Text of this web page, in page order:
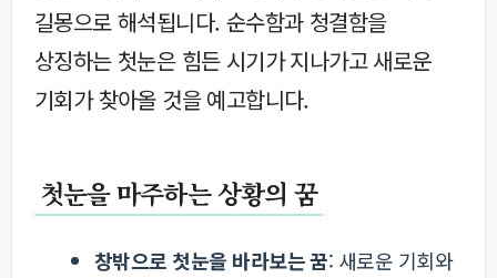
길몽으로 해석됩니다. 순수함과 청결함을
상징하는 첫눈은 힘든 시기가 지나가고 새로운
기회가 찾아올 것을 예고합니다.
첫눈을 마주하는 상황의 꿈
창밖으로 첫눈을 바라보는 꿈: 새로운 기회와